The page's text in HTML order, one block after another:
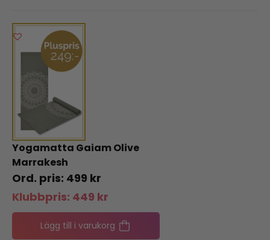
Yogamatta Gaiam Olive
Marrakesh
499 kr
Klubbpris: 449 kr
Lägg till i varukorg